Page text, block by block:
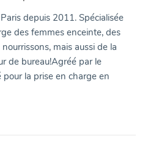
depuis 2011. Spécialisée
des femmes enceinte, des
mais aussi de la
de bureau!Agréé par le
la prise en charge en